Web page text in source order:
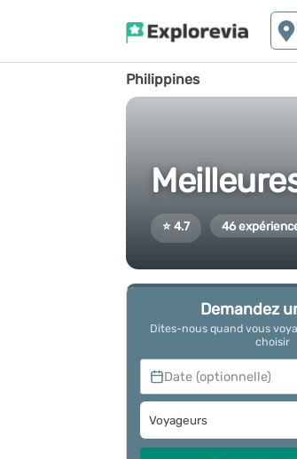
Philippines
⭐ 4.7 46
Demandez
Dites-nous quand vous
choisir
Date (optionnelle)
Voyageurs